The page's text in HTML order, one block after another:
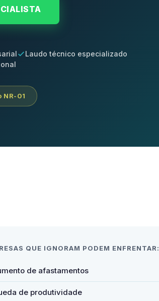
Laudo técnico especializado
NR-01
QUE IGNORAM PODEM ENFRENTAR:
de afastamentos
de produtividade